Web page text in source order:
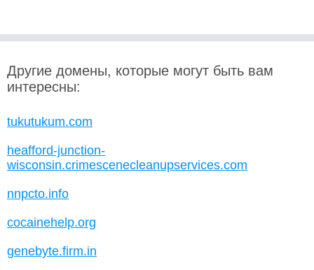
Другие домены, которые могут быть вам
интересны:
tukutukum.com
heafford-junction-
wisconsin.crimescenecleanupservices.com
nnpcto.info
cocainehelp.org
genebyte.firm.in